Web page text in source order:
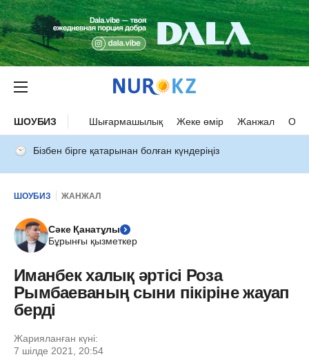
ШОУБИЗ Шығармашылық Жеке өмір Жанжал
Бізбен бірге қатарынан болған күндеріңіз
ШОУБИЗ ЖАНЖАЛ
Сәке Қанатұлы
Бұрынғы қызметкер
Иманбек халық әртісі Роза
Рымбаеваның сыни пікіріне жауап
берді
Жарияланған күні:
7 шілде 2021, 20:54